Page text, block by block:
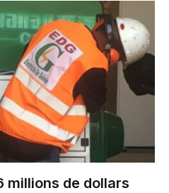
millions de dollars